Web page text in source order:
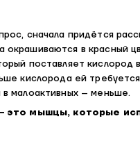
сначала придётся
в красный
поставляет
кислорода ей
малоактивных – меньше.
это мышцы, которые